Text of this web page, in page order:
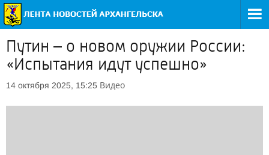
Путин – о новом оружии России:
«Испытания идут успешно»
14 октября 2025, 15:25 Видео